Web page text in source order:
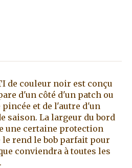
de couleur noir est conçu
d'un côté d'un patch ou
et de l'autre d'un
saison. La largeur du bord
une certaine protection
rend le bob parfait pour
conviendra à toutes les